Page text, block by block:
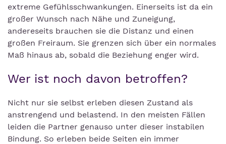
extreme Gefühlsschwankungen. Einerseits ist da ein
großer Wunsch nach Nähe und Zuneigung,
andereseits brauchen sie die Distanz und einen
großen Freiraum. Sie grenzen sich über ein normales
Maß hinaus ab, sobald die Beziehung enger wird.
Wer ist noch davon betroffen?
Nicht nur sie selbst erleben diesen Zustand als
anstrengend und belastend. In den meisten Fällen
leiden die Partner genauso unter dieser instabilen
Bindung. So erleben beide Seiten ein immer